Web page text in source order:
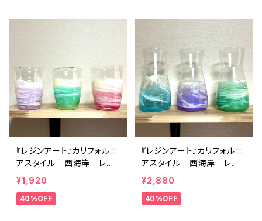
『レジンアート』カリフォルニ
アスタイル 西海岸 レジ
ンクラフト 夏 波アー
ト 海アート
¥1,920
40%OFF
『レジンアート』カリフォルニ
アスタイル 西海岸 レジ
ンクラフト 夏 波アー
ト 海アート
¥2,880
40%OFF